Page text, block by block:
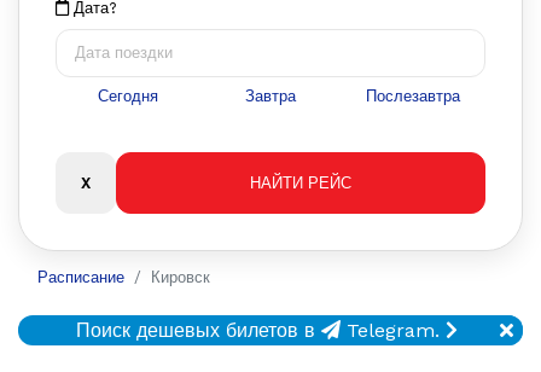
Дата?
Сегодня Завтра Послезавтра
Расписание Кировск
Поиск дешевых билетов в Telegram.